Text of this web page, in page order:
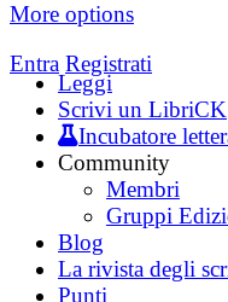
More options
Entra Registrati
Leggi
Scrivi un LibriCK
Incubatore
Community
Membri
Gruppi
Blog
La rivista degli
Punti